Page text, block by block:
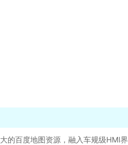
的百度地图资源，融入车规级HMI